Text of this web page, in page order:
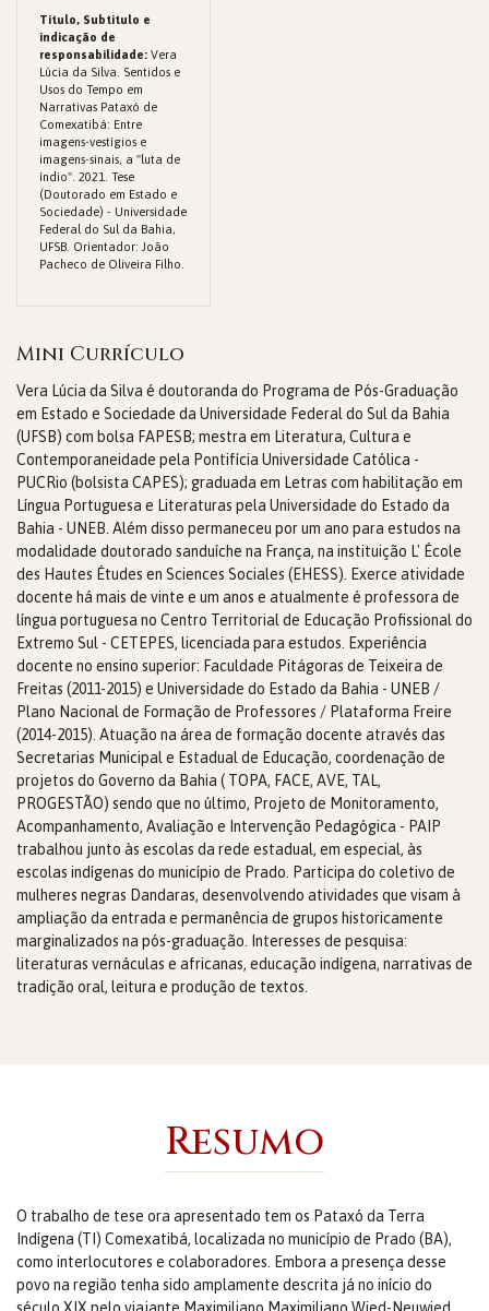
Titulo, Subtitulo e
indicação de
responsabilidade: Vera
Lúcia da Silva. Sentidos e
Usos do Tempo em
Narrativas Pataxó de
Comexatibá: Entre
imagens-vestígios e
imagens-sinais, a "luta de
índio". 2021. Tese
(Doutorado em Estado e
Sociedade) - Universidade
Federal do Sul da Bahia,
UFSB. Orientador: João
Pacheco de Oliveira Filho.
Mini Currículo
Vera Lúcia da Silva é doutoranda do Programa de Pós-Graduação
em Estado e Sociedade da Universidade Federal do Sul da Bahia
(UFSB) com bolsa FAPESB; mestra em Literatura, Cultura e
Contemporaneidade pela Pontifícia Universidade Católica -
PUCRio (bolsista CAPES); graduada em Letras com habilitação em
Língua Portuguesa e Literaturas pela Universidade do Estado da
Bahia - UNEB. Além disso permaneceu por um ano para estudos na
modalidade doutorado sanduíche na França, na instituição L' École
des Hautes Études en Sciences Sociales (EHESS). Exerce atividade
docente há mais de vinte e um anos e atualmente é professora de
língua portuguesa no Centro Territorial de Educação Profissional do
Extremo Sul - CETEPES, licenciada para estudos. Experiência
docente no ensino superior: Faculdade Pitágoras de Teixeira de
Freitas (2011-2015) e Universidade do Estado da Bahia - UNEB /
Plano Nacional de Formação de Professores / Plataforma Freire
(2014-2015). Atuação na área de formação docente através das
Secretarias Municipal e Estadual de Educação, coordenação de
projetos do Governo da Bahia ( TOPA, FACE, AVE, TAL,
PROGESTÃO) sendo que no último, Projeto de Monitoramento,
Acompanhamento, Avaliação e Intervenção Pedagógica - PAIP
trabalhou junto às escolas da rede estadual, em especial, às
escolas indígenas do município de Prado. Participa do coletivo de
mulheres negras Dandaras, desenvolvendo atividades que visam à
ampliação da entrada e permanência de grupos historicamente
marginalizados na pós-graduação. Interesses de pesquisa:
literaturas vernáculas e africanas, educação indígena, narrativas de
tradição oral, leitura e produção de textos.
Resumo
O trabalho de tese ora apresentado tem os Pataxó da Terra
Indígena (TI) Comexatibá, localizada no município de Prado (BA),
como interlocutores e colaboradores. Embora a presença desse
povo na região tenha sido amplamente descrita já no início do